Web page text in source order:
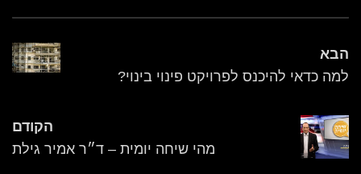
הבא
למה כדאי להיכנס לפרויקט פינוי בינוי?
הקודם
מהי שיחה יומית – ד״ר אמיר גילת